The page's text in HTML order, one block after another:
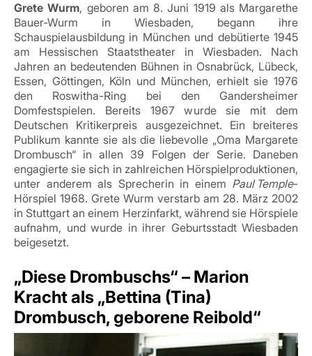
Grete Wurm, geboren am 8. Juni 1919 als Margarethe
Bauer‑Wurm in Wiesbaden, begann ihre
Schauspielausbildung in München und debütierte 1945
am Hessischen Staatstheater in Wiesbaden. Nach
Jahren an bedeutenden Bühnen in Osnabrück, Lübeck,
Essen, Göttingen, Köln und München, erhielt sie 1976
den Roswitha-Ring bei den Gandersheimer
Domfestspielen. Bereits 1967 wurde sie mit dem
Deutschen Kritikerpreis ausgezeichnet. Ein breiteres
Publikum kannte sie als die liebevolle „Oma Margarete
Drombusch“ in allen 39 Folgen der Serie. Daneben
engagierte sie sich in zahlreichen Hörspielproduktionen,
unter anderem als Sprecherin in einem PaulTemple-
Hörspiel 1968. Grete Wurm verstarb am 28. März 2002
in Stuttgart an einem Herzinfarkt, während sie Hörspiele
aufnahm, und wurde in ihrer Geburtsstadt Wiesbaden
beigesetzt.
„Diese Drombuschs“ – Marion
Kracht als „Bettina (Tina)
Drombusch, geborene Reibold“